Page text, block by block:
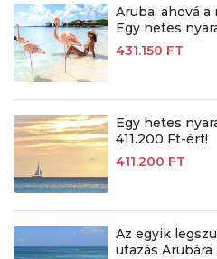
Aruba, ahová
Egy hetes
431.150 FT
Egy hetes
411.200 Ft-ért!
411.200 FT
Az egyik
utazás